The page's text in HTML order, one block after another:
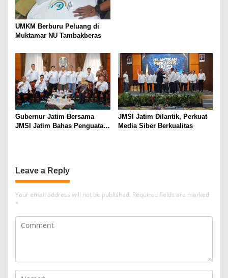
UMKM Berburu Peluang di
Muktamar NU Tambakberas
Gubernur Jatim Bersama
JMSI Jatim Bahas Penguatan
JMSI Jatim Dilantik, Perkuat
Media Siber Berkualitas
Leave a Reply
Your email address will not be published. Required fields are marked
*